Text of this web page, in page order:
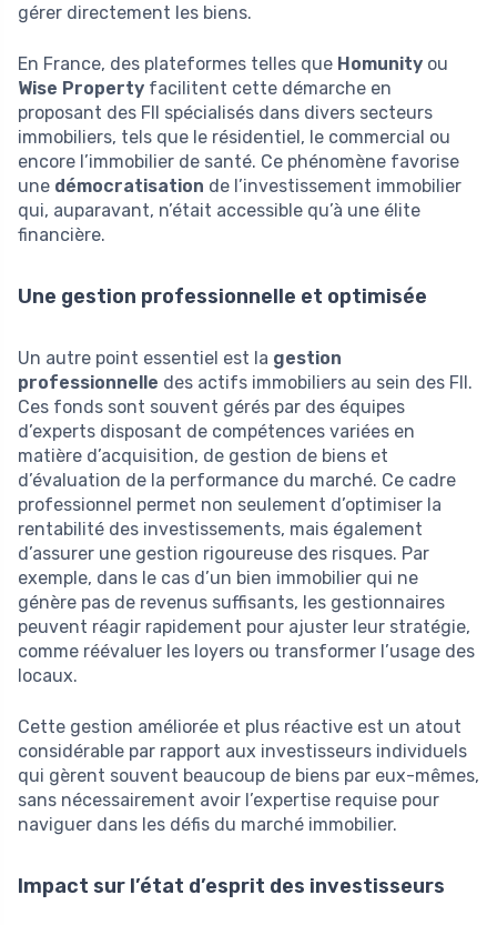
gérer directement les biens.
En France, des plateformes telles que Homunity ou
Wise Property facilitent cette démarche en
proposant des FII spécialisés dans divers secteurs
immobiliers, tels que le résidentiel, le commercial ou
encore l’immobilier de santé. Ce phénomène favorise
une démocratisation de l’investissement immobilier
qui, auparavant, n’était accessible qu’à une élite
financière.
Une gestion professionnelle et optimisée
Un autre point essentiel est la gestion
professionnelle des actifs immobiliers au sein des FII.
Ces fonds sont souvent gérés par des équipes
d’experts disposant de compétences variées en
matière d’acquisition, de gestion de biens et
d’évaluation de la performance du marché. Ce cadre
professionnel permet non seulement d’optimiser la
rentabilité des investissements, mais également
d’assurer une gestion rigoureuse des risques. Par
exemple, dans le cas d’un bien immobilier qui ne
génère pas de revenus suffisants, les gestionnaires
peuvent réagir rapidement pour ajuster leur stratégie,
comme réévaluer les loyers ou transformer l’usage des
locaux.
Cette gestion améliorée et plus réactive est un atout
considérable par rapport aux investisseurs individuels
qui gèrent souvent beaucoup de biens par eux-mêmes,
sans nécessairement avoir l’expertise requise pour
naviguer dans les défis du marché immobilier.
Impact sur l’état d’esprit des investisseurs